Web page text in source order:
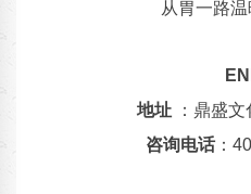
从胃一路
地址 ：鼎盛
咨询电话：